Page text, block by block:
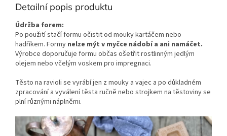
Detailní popis produktu
Údržba forem:
Po použití stačí formu očistit od mouky kartáčem nebo
hadříkem. Formy nelze mýt v myčce nádobí a ani namáčet.
Výrobce doporučuje formu občas ošetřit rostlinným jedlým
olejem nebo včelým voskem pro impregnaci.
Těsto na ravioli se vyrábí jen z mouky a vajec a po důkladném
zpracování a vyválení těsta ručně nebo strojkem na těstoviny se
plní různými náplněmi.